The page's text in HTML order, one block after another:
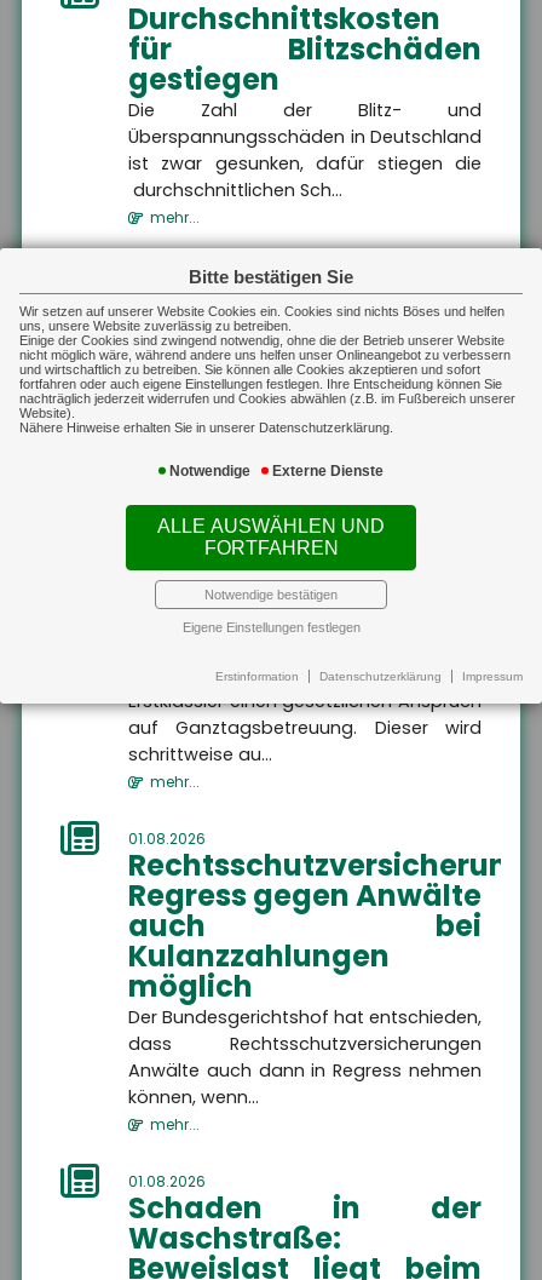
Durchschnittskosten
für Blitzschäden
gestiegen
Die Zahl der Blitz- und
Überspannungsschäden in Deutschland
ist zwar gesunken, dafür stiegen die
durchschnittlichen Sch...
mehr...
01.08.2026
Kennzeichnungspflicht
für KI-generierte
Inhalte
Ab dem 2. August 2026 müssen
Unternehmen in Deutschland KI-
Bilder oder Texte als...
Recht auf
Ganztagsbetreuung
für Grundschulkinder
Ab dem 1. August 2026 haben
Erstklässler einen gesetzlichen Anspruch
auf Ganztagsbetreuung. Dieser wird
schrittweise au...
mehr...
01.08.2026
Rechtsschutzversicherung:
Regress gegen Anwälte
auch bei
Kulanzzahlungen
möglich
Der Bundesgerichtshof hat entschieden,
dass Rechtsschutzversicherungen
Anwälte auch dann in Regress nehmen
können, wenn...
mehr...
01.08.2026
Schaden in der
Waschstraße:
Beweislast liegt beim
Bitte bestätigen Sie
Wir setzen auf unserer Website Cookies ein. Cookies sind nichts Böses und helfen
uns, unsere Website zuverlässig zu betreiben.
Einige der Cookies sind zwingend notwendig, ohne die der Betrieb unserer Website
nicht möglich wäre, während andere uns helfen unser Onlineangebot zu verbessern
und wirtschaftlich zu betreiben. Sie können alle Cookies akzeptieren und sofort
fortfahren oder auch eigene Einstellungen festlegen. Ihre Entscheidung können Sie
nachträglich jederzeit widerrufen und Cookies abwählen (z.B. im Fußbereich unserer
Website).
Nähere Hinweise erhalten Sie in unserer Datenschutzerklärung.
Notwendige Externe Dienste
ALLE AUSWÄHLEN UND
FORTFAHREN
Notwendige bestätigen
Eigene Einstellungen festlegen
Erstinformation Datenschutzerklärung Impressum
Gewerbliche Sachversicherung schützt sowohl den
Unternehmer als auch
seine gesetzlichen
Vertreter vor den
finanziellen Folgen der
beruflichen Haftung,
indem sie eine gestellte
Forderung prüft und
daraufhin entweder
unberechtigte Ansprüche
ablehnt oder berechtigte
Ansprüche im Rahmen
reguliert.
MEHR
Gewerbliche Sachversicherung Sach-Gewerbe
Sach-Gewerbe
Auf dieser Landingpage finden
Sie Informationen zur
Inhaltsversicherung,
Betriebsgebäudeversicherung,
Transportversicherung und
technischen Versicherungen.
MEHR
Altersvorsorge
Hier finden Sie alle
Informationen dazu, wie
Sie Ihren Ruhestand
finanziell absichern
können.
MEHR
Wir sind gerne für Sie da
HSH Versicherungsmakler
Am Wasserlauf 5
07333 Unterwellenborn